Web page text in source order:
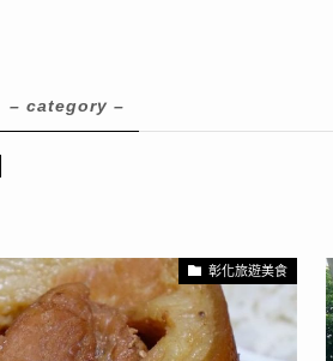
– category –
彰化旅遊美食